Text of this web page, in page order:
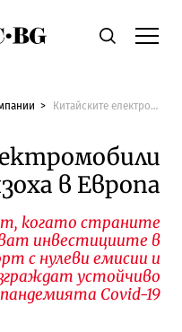
Economic.bgТърсене
Китайските електромобили на AIWAYS навлязоха в Европа
в Европа
когато страните
инвестициите в
с нулеви емисии и
устойчиво
Covid-19